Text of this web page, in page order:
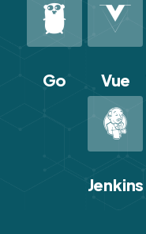
Go Vue
Jenkins